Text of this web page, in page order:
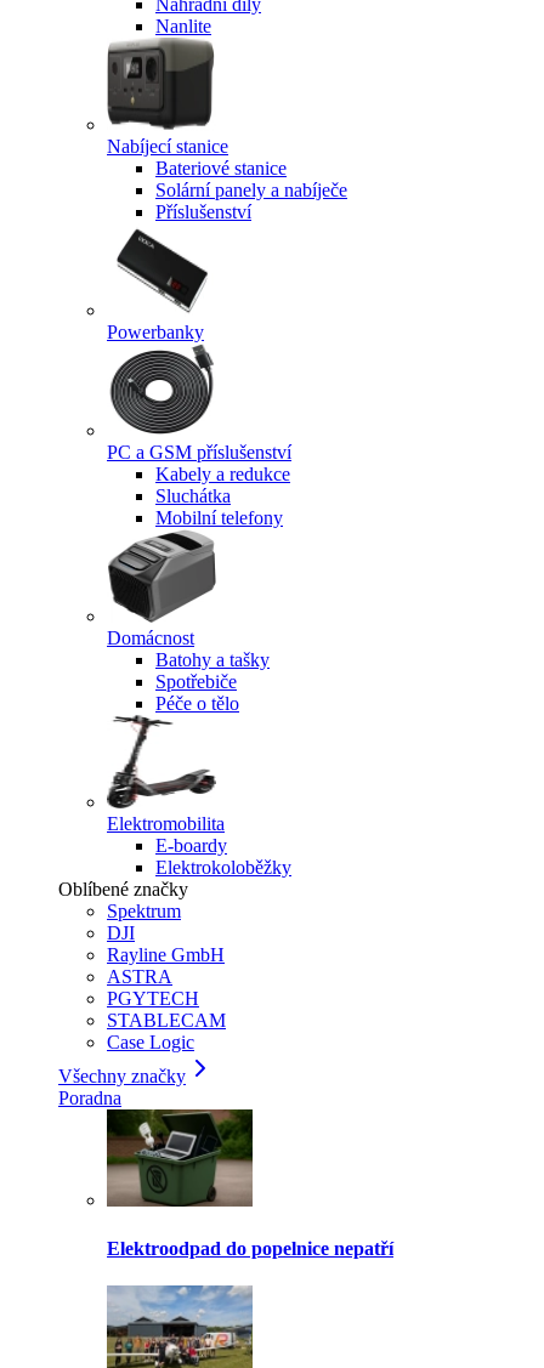
Náhradní díly
Nanlite
Nabíjecí stanice
Bateriové stanice
Solární panely a nabíječe
Příslušenství
Powerbanky
PC a GSM příslušenství
Kabely a redukce
Sluchátka
Mobilní telefony
Domácnost
Batohy a tašky
Spotřebiče
Péče o tělo
Elektromobilita
E-boardy
Elektrokoloběžky
Oblíbené značky
Spektrum
DJI
Rayline GmbH
ASTRA
PGYTECH
STABLECAM
Case Logic
Všechny značky
Poradna
Elektroodpad do popelnice nepatří